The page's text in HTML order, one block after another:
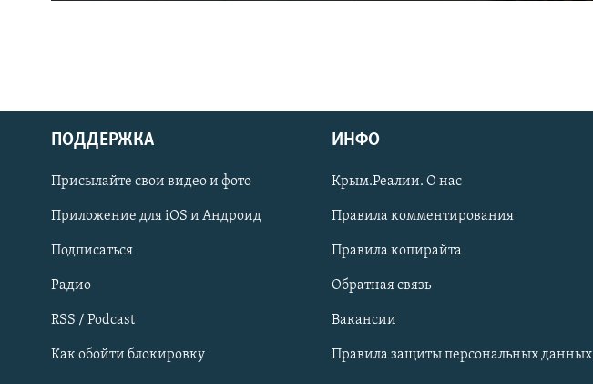
Українською
Qırımtatar
ПРИСОЕДИНЯЙТЕСЬ!
ПОДДЕРЖКА
Присылайте свои видео и фото
Приложение для iOS и Андроид
Подписаться
Радио
RSS / Podcast
Как обойти блокировку
ИНФО
Крым.Реалии. О нас
Правила комментирования
Правила копирайта
Обратная связь
Вакансии
Правила защиты персональных данных